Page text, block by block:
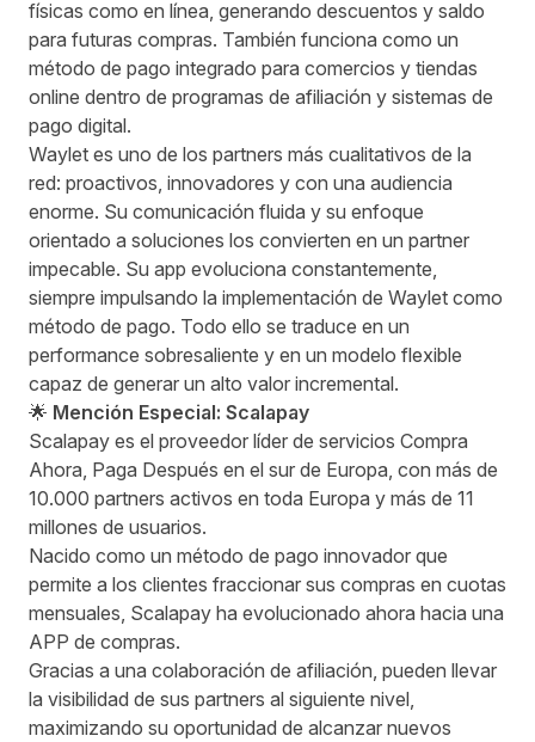
físicas como en línea, generando descuentos y saldo
para futuras compras. También funciona como un
método de pago integrado para comercios y tiendas
online dentro de programas de afiliación y sistemas de
pago digital.
Waylet es uno de los partners más cualitativos de la
red: proactivos, innovadores y con una audiencia
enorme. Su comunicación fluida y su enfoque
orientado a soluciones los convierten en un partner
impecable. Su app evoluciona constantemente,
siempre impulsando la implementación de Waylet como
método de pago. Todo ello se traduce en un
performance sobresaliente y en un modelo flexible
capaz de generar un alto valor incremental.
🌟 Mención Especial: Scalapay
Scalapay es el proveedor líder de servicios Compra
Ahora, Paga Después en el sur de Europa, con más de
10.000 partners activos en toda Europa y más de 11
millones de usuarios.
Nacido como un método de pago innovador que
permite a los clientes fraccionar sus compras en cuotas
mensuales, Scalapay ha evolucionado ahora hacia una
APP de compras.
Gracias a una colaboración de afiliación, pueden llevar
la visibilidad de sus partners al siguiente nivel,
maximizando su oportunidad de alcanzar nuevos